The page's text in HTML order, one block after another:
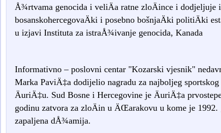
Å¾rtvama genocida i veliÄa ratne zloÄince i
bosanskohercegovaÄki i posebno bošnjaÄki politiÄki
u izjavi Instituta za istraÅ¾ivanje genocida, Kanada
Informativno – poslovni centar "Kozarski vjesnik"
Marka PaviÄ‡a dodijelio nagradu za najboljeg
ÄuriÄ‡u. Sud Bosne i Hercegovine je ÄuriÄ‡a
godinu zatvora za zloÄin u ÄŒarakovu u kome je
zapaljena dÅ¾amija.